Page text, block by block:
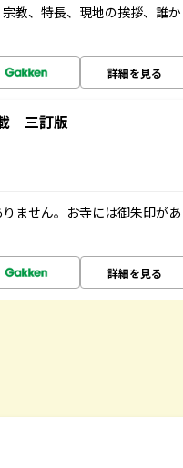
教、特長、現地の挨拶、誰か
詳細を見る
三訂版
ません。お寺には御朱印があ
詳細を見る